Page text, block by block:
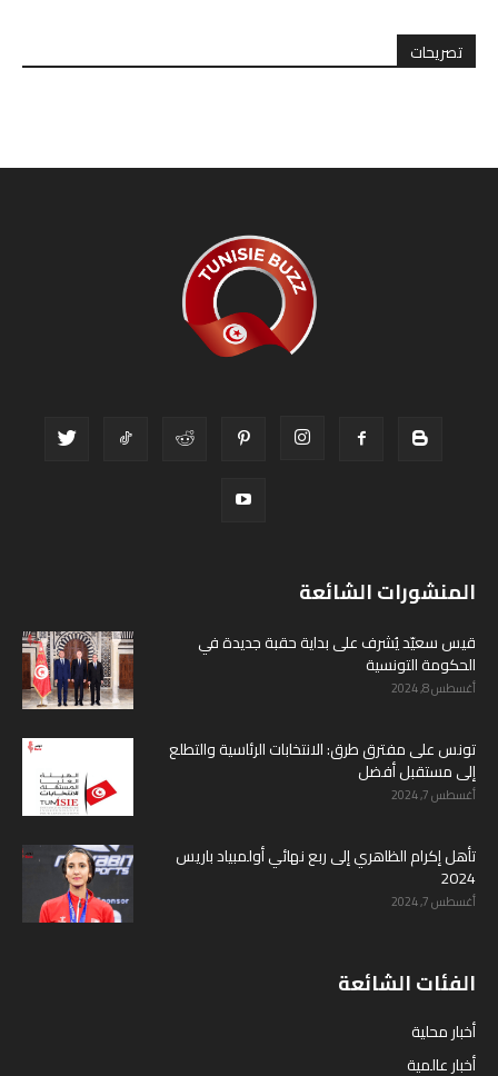
تصريحات
المنشورات الشائعة
قيس سعيّد يُشرف على بداية حقبة جديدة في
الحكومة التونسية
أغسطس 8, 2024
تونس على مفترق طرق: الانتخابات الرئاسية والتطلع
إلى مستقبل أفضل
أغسطس 7, 2024
تأهل إكرام الظاهري إلى ربع نهائي أولمبياد باريس
2024
أغسطس 7, 2024
الفئات الشائعة
أخبار محلية
أخبار عالمية